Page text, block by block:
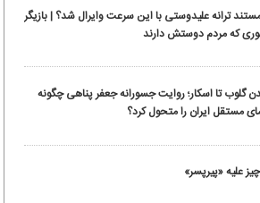
ترانه علیدوستی با این سرعت وایرال شد؟ | بازیگر
که مردم دوستش دارند
گلوب تا اسکار؛ روایت جسورانه جعفر پناهی چگونه
مستقل ایران را متحول کرد؟
علیه «پیرپسر»